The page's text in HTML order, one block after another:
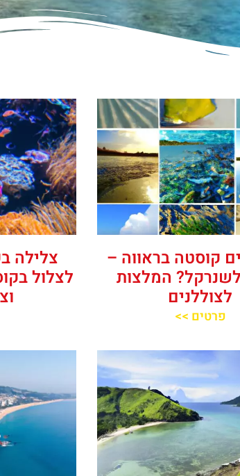
קוסטה בראווה –
המלצות
לצוללנים
פרטים >>
צלילה
לצלול